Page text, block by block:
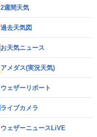
2週間天気
過去天気図
お天気ニュース
アメダス(実況天気)
ウェザーリポート
ライブカメラ
ウェザーニュースLiVE